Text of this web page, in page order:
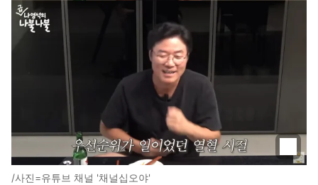
/사진=유튜브 채널 '채널십오야'